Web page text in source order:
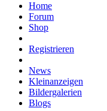
Home
Forum
Shop
Registrieren
News
Kleinanzeigen
Bildergalerien
Blogs